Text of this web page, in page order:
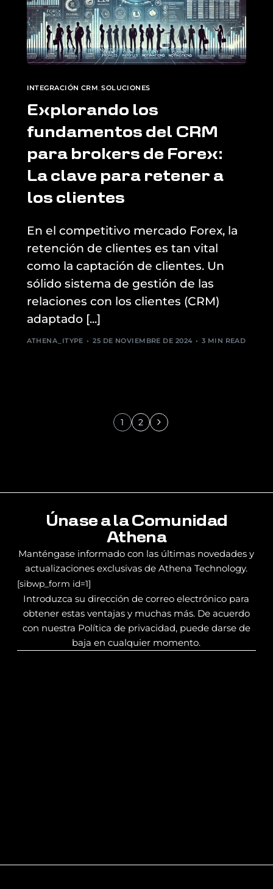
INTEGRACIÓN CRM ,SOLUCIONES
Explorando los
fundamentos del CRM
para brokers de Forex:
La clave para retener a
los clientes
En el competitivo mercado Forex, la
retención de clientes es tan vital
como la captación de clientes. Un
sólido sistema de gestión de las
relaciones con los clientes (CRM)
adaptado [...]
ATHENA_ITYPE 25 DE NOVIEMBRE DE 2024 3 MIN READ
1 2
Únase a la Comunidad
Athena
Manténgase informado con las últimas novedades y
actualizaciones exclusivas de Athena Technology.
[sibwp_form id=1]
Introduzca su dirección de correo electrónico para
obtener estas ventajas y muchas más. De acuerdo
con nuestra Política de privacidad, puede darse de
baja en cualquier momento.